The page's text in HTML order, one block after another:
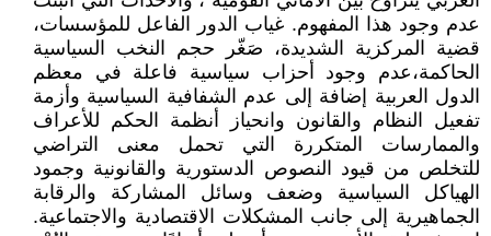
عدم وجود هذا المفهوم. غياب الدور الفاعل للمؤسسات،
قضية المركزية الشديدة، صَغّر حجم النخب السياسية
الحاكمة،عدم وجود أحزاب سياسية فاعلة في معظم
الدول العربية إضافة إلى عدم الشفافية السياسية وأزمة
تفعيل النظام والقانون وانحياز أنظمة الحكم للأعراف
والممارسات المتكررة التي تحمل معنى التراضي
للتخلص من قيود النصوص الدستورية والقانونية وجمود
الهياكل السياسية وضعف وسائل المشاركة والرقابة
الجماهيرية إلى جانب المشكلات الاقتصادية والاجتماعية.